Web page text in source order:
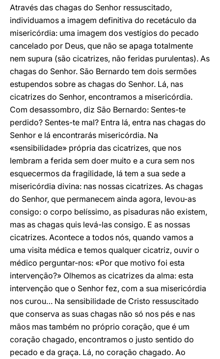
Através das chagas do Senhor ressuscitado,
individuamos a imagem definitiva do recetáculo da
misericórdia: uma imagem dos vestígios do pecado
cancelado por Deus, que não se apaga totalmente
nem supura (são cicatrizes, não feridas purulentas). As
chagas do Senhor. São Bernardo tem dois sermões
estupendos sobre as chagas do Senhor. Lá, nas
cicatrizes do Senhor, encontramos a misericórdia.
Com desassombro, diz São Bernardo: Sentes-te
perdido? Sentes-te mal? Entra lá, entra nas chagas do
Senhor e lá encontrarás misericórdia. Na
«sensibilidade» própria das cicatrizes, que nos
lembram a ferida sem doer muito e a cura sem nos
esquecermos da fragilidade, lá tem a sua sede a
misericórdia divina: nas nossas cicatrizes. As chagas
do Senhor, que permanecem ainda agora, levou-as
consigo: o corpo belíssimo, as pisaduras não existem,
mas as chagas quis levá-las consigo. E as nossas
cicatrizes. Acontece a todos nós, quando vamos a
uma visita médica e temos qualquer cicatriz, ouvir o
médico perguntar-nos: «Por que motivo foi esta
intervenção?» Olhemos as cicatrizes da alma: esta
intervenção que o Senhor fez, com a sua misericórdia
nos curou… Na sensibilidade de Cristo ressuscitado
que conserva as suas chagas não só nos pés e nas
mãos mas também no próprio coração, que é um
coração chagado, encontramos o justo sentido do
pecado e da graça. Lá, no coração chagado. Ao